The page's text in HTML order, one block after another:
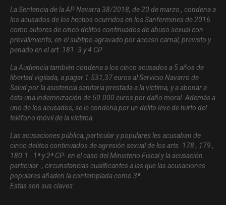
La Sentencia de la AP Navarra 38/2018, de 20 de marzo , condena a
los acusados de los hechos ocurridos en los Sanfermines de 2016
como autores de cinco delitos continuados de abuso sexual con
prevalimiento, en el subtipo agravado por acceso carnal, previsto y
penado en el art. 181. 3 y 4 CP.
La Audiencia también condena a los cinco acusados a 5 años de
libertad vigilada, a pagar 1.531,37 euros al Servicio Navarro de
Salud por la asistencia sanitaria prestada a la víctima, y a abonar a
ésta una indemnización de 50.000 euros por daño moral. Además a
uno de los acusados, se le condena por un delito leve de hurto del
teléfono móvil de la víctima.
Las acusaciones pública, particular y populares les acusaban de
cinco delitos continuados de agresión sexual de los arts. 178 , 179 ,
180.1 . 1ª y 2ª CP- en el caso del Ministerio Fiscal y la acusación
particular -, circunstancias cualificantes a las que las acusaciones
populares añaden la contemplada como 3ª.
Estas son sus claves: